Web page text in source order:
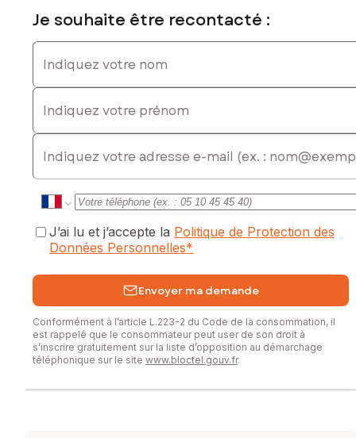
Prix de vente : 577 000 €
Contactez votre conseiller SAFTI : Stéphane DROUIN, Tél. :
commercial immatriculé au RSAC de NANTES sous le
numéro 350 712 550
Je souhaite être recontacté :
Indiquez votre nom
Indiquez votre prénom
E-mail
J’ai lu et j’accepte la Politique de Protection des
Données Personnelles*
Envoyer ma demande
Conformément à l’article L.223-2 du Code de la consommation, il
est rappelé que le consommateur peut user de son droit à
s’inscrire gratuitement sur la liste d’opposition au démarchage
téléphonique sur le site www.bloctel.gouv.fr.